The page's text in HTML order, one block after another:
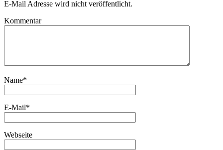
E-Mail Adresse wird nicht veröffentlicht.
Kommentar
Name*
E-Mail*
Webseite